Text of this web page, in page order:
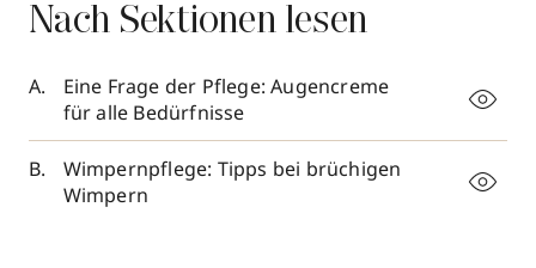
Nach Sektionen lesen
Eine Frage der Pflege: Augencreme
für alle Bedürfnisse
Wimpernpflege: Tipps bei brüchigen
Wimpern